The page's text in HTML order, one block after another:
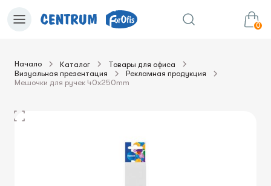
0
в корзину Сумма:0.00€
Начало Каталог
Товары для офиса
Визуальная презентация
Рекламная продукция
Мешочки для ручек 40x250mm